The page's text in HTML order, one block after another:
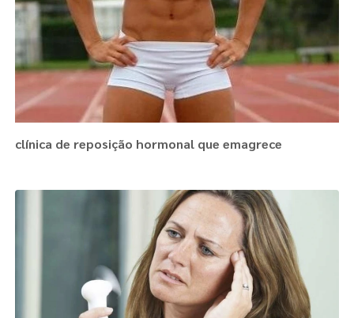
clínica de reposição hormonal que emagrece